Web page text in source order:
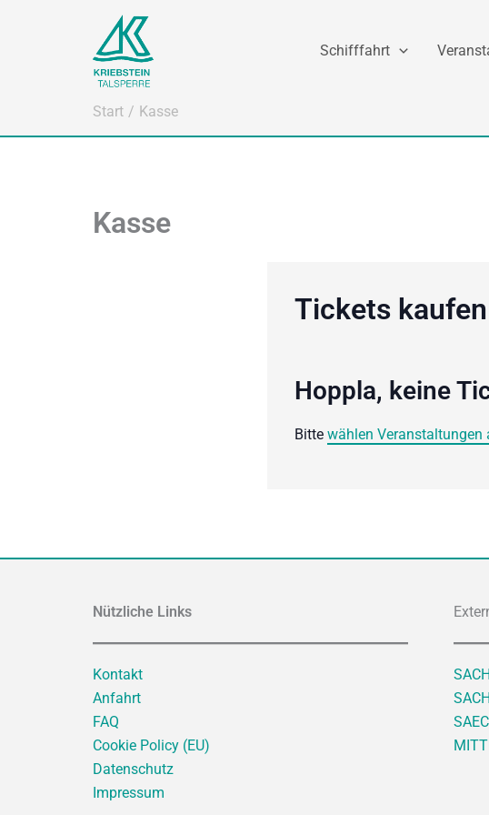
Schifffahrt
Start Kasse
Kasse
Tickets kaufen
Hoppla, keine
Bitte wählen Veranstaltungen
Nützliche Links
Kontakt
Anfahrt
FAQ
Cookie Policy (EU)
Datenschutz
Impressum